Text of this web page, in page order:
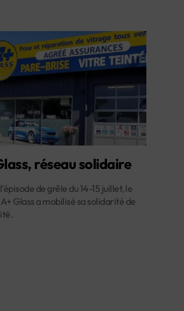
réseau solidaire
de grêle du 14-15 juillet, le
Glass a mobilisé sa solidarité de